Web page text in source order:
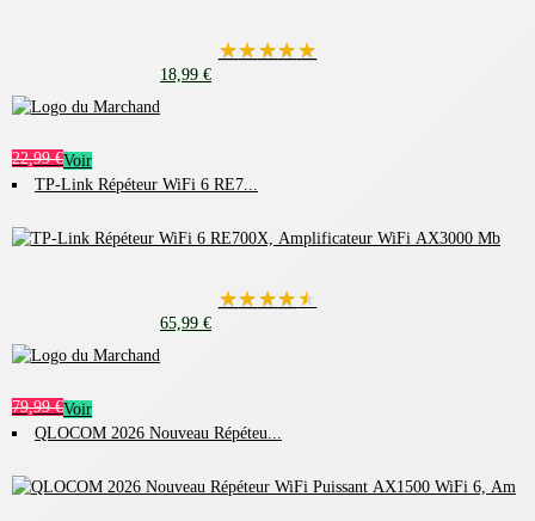
★★★★★
18,99 €
22,99 €Voir
TP-Link Répéteur WiFi 6 RE7...
★★★★★
65,99 €
79,99 €Voir
QLOCOM 2026 Nouveau Répéteu...